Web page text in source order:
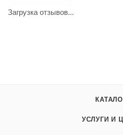
Загрузка отзывов...
УСЛУГИ И